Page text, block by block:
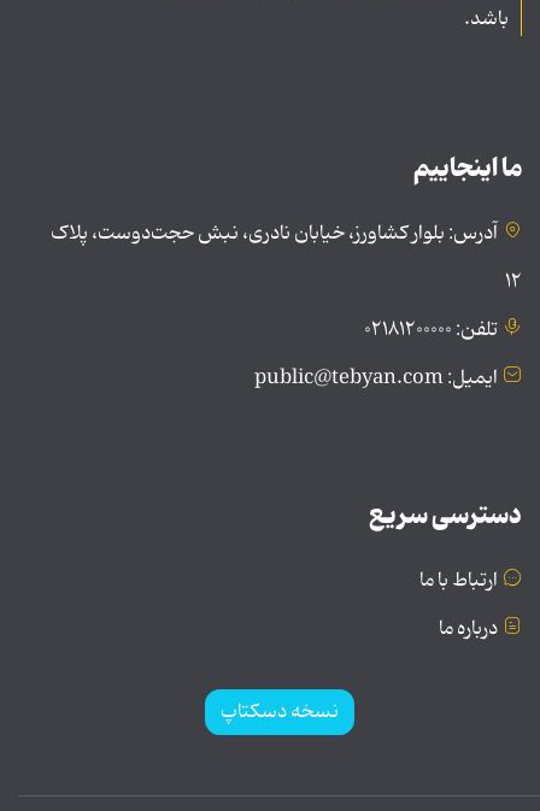
باشد.
ما اینجاییم
آدرس: بلوار کشاورز، خیابان نادری، نبش حجت‌دوست، پلاک
۱۲
تلفن: ۰۲۱۸۱۲۰۰۰۰۰
ایمیل: public@tebyan.com
دسترسی سریع
ارتباط با ما
درباره ما
نسخه دسکتاپ